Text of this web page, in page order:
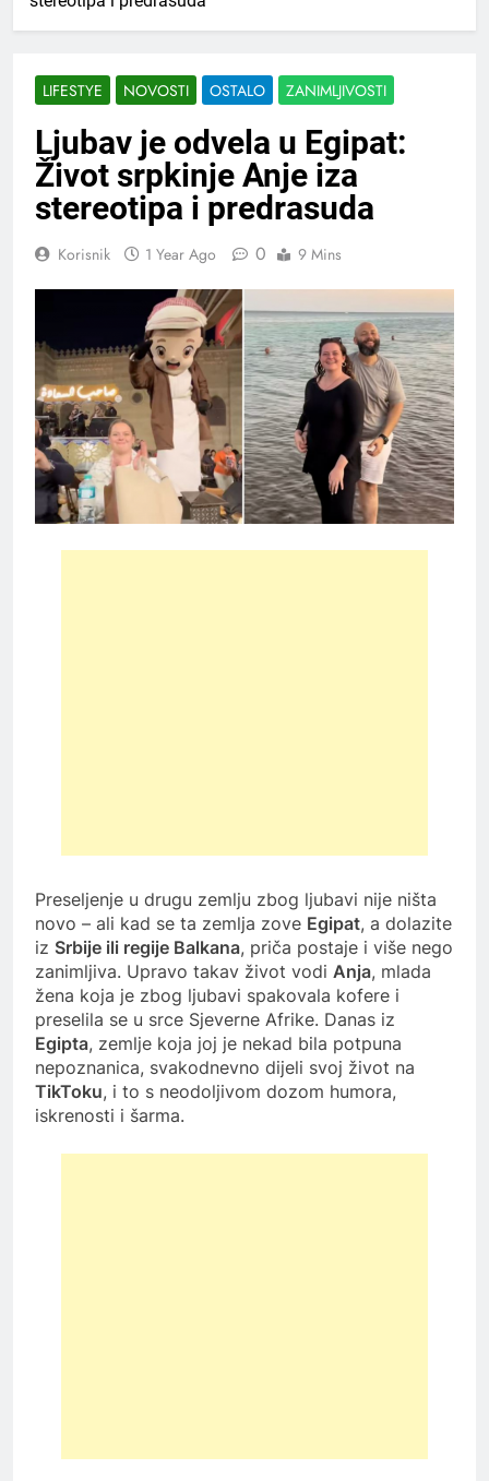
LIFESTYE NOVOSTI OSTALO ZANIMLJIVOSTI
Ljubav je odvela u Egipat:
Život srpkinje Anje iza
stereotipa i predrasuda
Korisnik 1 Year Ago 0 9 Mins
Preseljenje u drugu zemlju zbog ljubavi nije ništa
novo – ali kad se ta zemlja zove Egipat, a dolazite
iz Srbije ili regije Balkana, priča postaje i više nego
zanimljiva. Upravo takav život vodi Anja, mlada
žena koja je zbog ljubavi spakovala kofere i
preselila se u srce Sjeverne Afrike. Danas iz
Egipta, zemlje koja joj je nekad bila potpuna
nepoznanica, svakodnevno dijeli svoj život na
TikToku, i to s neodoljivom dozom humora,
iskrenosti i šarma.